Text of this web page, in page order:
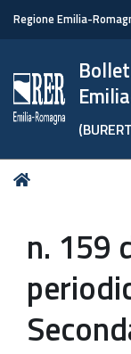
Regione Emilia-
Tu
n. 159